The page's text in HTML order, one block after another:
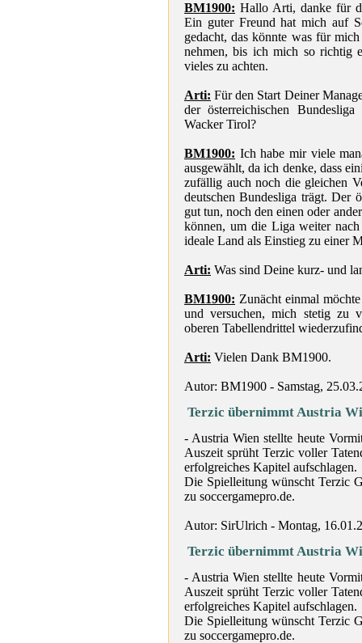
BM1900: Hallo Arti, danke für
Ein guter Freund hat mich auf
gedacht, das könnte was für
nehmen, bis ich mich so richtig
vieles zu achten.
Arti: Für den Start Deiner
der österreichischen
Wacker Tirol?
BM1900: Ich habe mir viele
ausgewählt, da ich denke, dass
zufällig auch noch die gleichen
deutschen Bundesliga trägt. Der
gut tun, noch den einen oder
können, um die Liga weiter
ideale Land als Einstieg zu einer
Arti: Was sind Deine kurz- und
BM1900: Zunächt einmal
und versuchen, mich stetig zu
oberen Tabellendrittel
Arti: Vielen Dank BM1900.
Autor: BM1900 - Samstag,
Terzic übernimmt Austria
- Austria Wien stellte heute
Auszeit sprüht Terzic voller
erfolgreiches Kapitel aufschlagen.
Die Spielleitung wünscht Terzic
zu soccergamepro.de.
Autor: SirUlrich - Montag,
Terzic übernimmt Austria
- Austria Wien stellte heute
Auszeit sprüht Terzic voller
erfolgreiches Kapitel aufschlagen.
Die Spielleitung wünscht Terzic
zu soccergamepro.de.